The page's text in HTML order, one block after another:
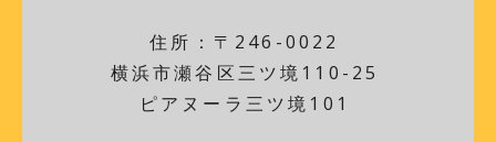
住所：〒246-0022
横浜市瀬谷区三ツ境110-25
ピアヌーラ三ツ境101